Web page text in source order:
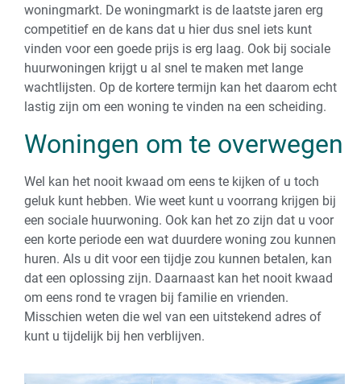
woningmarkt. De woningmarkt is de laatste jaren erg
competitief en de kans dat u hier dus snel iets kunt
vinden voor een goede prijs is erg laag. Ook bij sociale
huurwoningen krijgt u al snel te maken met lange
wachtlijsten. Op de kortere termijn kan het daarom echt
lastig zijn om een woning te vinden na een scheiding.
Woningen om te overwegen
Wel kan het nooit kwaad om eens te kijken of u toch
geluk kunt hebben. Wie weet kunt u voorrang krijgen bij
een sociale huurwoning. Ook kan het zo zijn dat u voor
een korte periode een wat duurdere woning zou kunnen
huren. Als u dit voor een tijdje zou kunnen betalen, kan
dat een oplossing zijn. Daarnaast kan het nooit kwaad
om eens rond te vragen bij familie en vrienden.
Misschien weten die wel van een uitstekend adres of
kunt u tijdelijk bij hen verblijven.